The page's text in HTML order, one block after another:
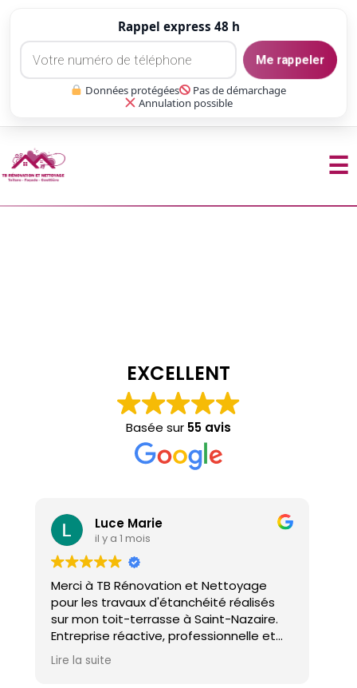
Rappel express 48 h
Me rappeler
Données protégées
Pas de démarchage
Annulation possible
☰
EXCELLENT
Basée sur 55 avis
Luce Marie
il y a 1 mois
Merci à TB Rénovation et Nettoyage
pour les travaux d'étanchéité réalisés
sur mon toit-terrasse à Saint-Nazaire.
Entreprise réactive, professionnelle et
agréable. Le travail a été réalisé avec
soin et dans les délais. Je recommande
Lire la suite